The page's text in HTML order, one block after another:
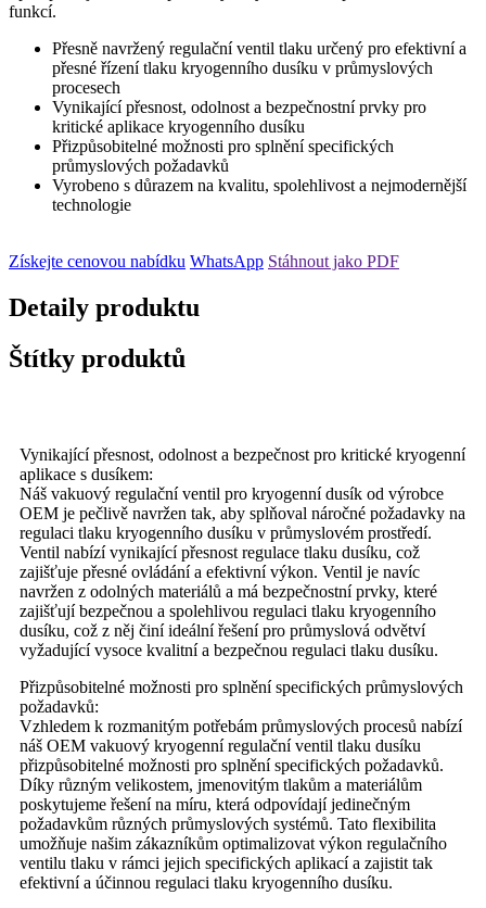
funkcí.
Přesně navržený regulační ventil tlaku určený pro efektivní a
přesné řízení tlaku kryogenního dusíku v průmyslových
procesech
Vynikající přesnost, odolnost a bezpečnostní prvky pro
kritické aplikace kryogenního dusíku
Přizpůsobitelné možnosti pro splnění specifických
průmyslových požadavků
Vyrobeno s důrazem na kvalitu, spolehlivost a nejmodernější
technologie
Získejte cenovou nabídku WhatsApp Stáhnout jako PDF
Detaily produktu
Štítky produktů
Vynikající přesnost, odolnost a bezpečnost pro kritické kryogenní
aplikace s dusíkem:
Náš vakuový regulační ventil pro kryogenní dusík od výrobce
OEM je pečlivě navržen tak, aby splňoval náročné požadavky na
regulaci tlaku kryogenního dusíku v průmyslovém prostředí.
Ventil nabízí vynikající přesnost regulace tlaku dusíku, což
zajišťuje přesné ovládání a efektivní výkon. Ventil je navíc
navržen z odolných materiálů a má bezpečnostní prvky, které
zajišťují bezpečnou a spolehlivou regulaci tlaku kryogenního
dusíku, což z něj činí ideální řešení pro průmyslová odvětví
vyžadující vysoce kvalitní a bezpečnou regulaci tlaku dusíku.
Přizpůsobitelné možnosti pro splnění specifických průmyslových
požadavků:
Vzhledem k rozmanitým potřebám průmyslových procesů nabízí
náš OEM vakuový kryogenní regulační ventil tlaku dusíku
přizpůsobitelné možnosti pro splnění specifických požadavků.
Díky různým velikostem, jmenovitým tlakům a materiálům
poskytujeme řešení na míru, která odpovídají jedinečným
požadavkům různých průmyslových systémů. Tato flexibilita
umožňuje našim zákazníkům optimalizovat výkon regulačního
ventilu tlaku v rámci jejich specifických aplikací a zajistit tak
efektivní a účinnou regulaci tlaku kryogenního dusíku.